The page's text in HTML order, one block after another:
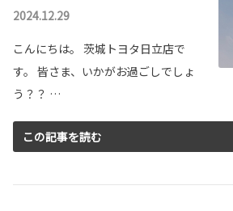
2024.12.29
こんにちは。 茨城トヨタ日立店で
す。 皆さま、いかがお過ごしでしょ
う？？ …
この記事を読む